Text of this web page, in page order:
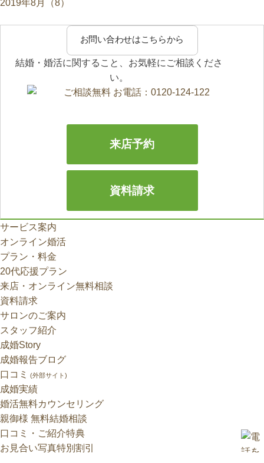
2019年8月（8）
お問い合わせはこちらから
結婚・婚活に関すること、お気軽にご相談くださ
い。
来店予約
資料請求
サービス案内
オンライン婚活
プラン・料金
20代応援プラン
来店・オンライン無料相談
資料請求
サロンのご案内
スタッフ紹介
成婚Story
成婚報告ブログ
口コミ
(外部サイト)
成婚実績
婚活無料カウンセリング
親御様 無料結婚相談
口コミ・ご紹介特典
お見合い写真特別割引